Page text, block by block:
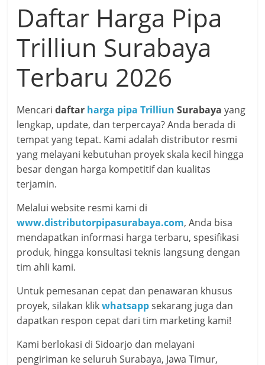
Daftar Harga Pipa
Trilliun Surabaya
Terbaru 2026
Mencaridaftar harga pipa Trilliun Surabaya yang
lengkap, update, dan terpercaya? Anda berada di
tempat yang tepat. Kami adalah distributor resmi
yang melayani kebutuhan proyek skala kecil hingga
besar dengan harga kompetitif dan kualitas
terjamin.
Melalui website resmi kami di
www.distributorpipasurabaya.com, Anda bisa
mendapatkan informasi harga terbaru, spesifikasi
produk, hingga konsultasi teknis langsung dengan
tim ahli kami.
Untuk pemesanan cepat dan penawaran khusus
proyek, silakan klikwhatsappsekarang juga dan
dapatkan respon cepat dari tim marketing kami!
Kami berlokasi di Sidoarjo dan melayani
pengiriman ke seluruh Surabaya, Jawa Timur,